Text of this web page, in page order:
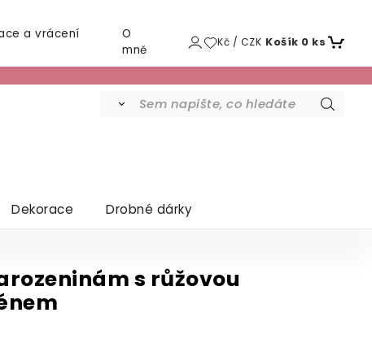
a vrácení
O
mně
Kč / CZK Košík 0 ks
Dekorace Drobné dárky
s růžovou